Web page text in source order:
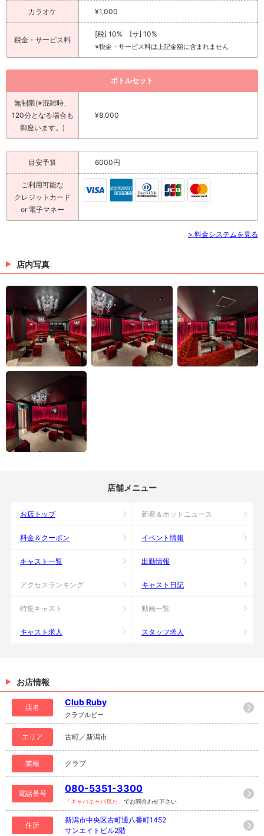
カラオケ ¥1,000
税金・サービス料
[税] 10% [サ] 10%
※税金・サービス料は上記金額に含まれません
ボトルセット
無制限(※混雑時、
120分となる場合も
御座います。)
¥8,000
目安予算 6000円
ご利用可能な
クレジットカード
or 電子マネー
> 料金システムを見る
店内写真
店舗メニュー
お店トップ 新着＆ホットニュース
料金＆クーポン イベント情報
キャスト一覧 出勤情報
アクセスランキング キャスト日記
特集キャスト 動画一覧
キャスト求人 スタッフ求人
お店情報
店名
Club Ruby
クラブルビー
エリア 古町／新潟市
業種 クラブ
電話番号 080-5351-3300
「キャバキャバ見た」 でお問合わせ下さい
住所
新潟市中央区古町通八番町1452
サンエイトビル2階